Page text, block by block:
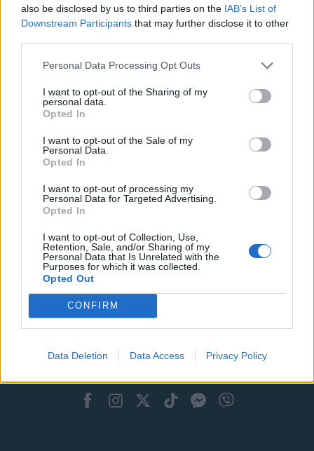
also be disclosed by us to third parties on the IAB’s List of
Downstream Participants that may further disclose it to other
Personal Data Processing Opt Outs
I want to opt-out of the Sharing of my
personal data.
Opted In
I want to opt-out of the Sale of my
Personal Data.
Opted In
I want to opt-out of processing my
Personal Data for Targeted Advertising.
Opted In
I want to opt-out of Collection, Use,
Retention, Sale, and/or Sharing of my
Personal Data that Is Unrelated with the
Purposes for which it was collected.
Opted Out
CONFIRM
Data Deletion Data Access Privacy Policy
Μάρτιο με αυτά τα 7
αρώματα που μόλις
λανσαρίστηκαν
5 λάθη που κάνετε με
το άρωμά σας